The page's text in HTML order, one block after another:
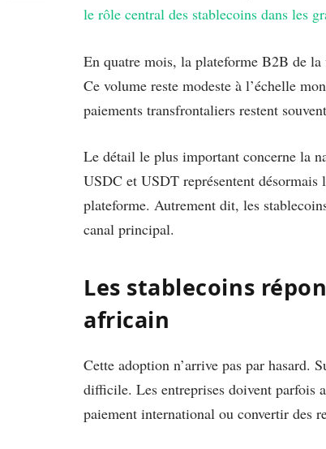
le rôle central des stablecoins dans les
En quatre mois, la plateforme B2B de
Ce volume reste modeste à l’échelle
paiements transfrontaliers restent
Le détail le plus important concerne la
USDC et USDT représentent
plateforme. Autrement dit, les
canal principal.
Les stablecoins
africain
Cette adoption n’arrive pas par hasard.
difficile. Les entreprises doivent parfois
paiement international ou convertir des